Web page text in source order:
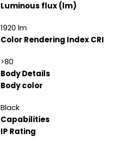
Luminous flux (lm)
1920 lm
Color Rendering Index CRI
>80
Body Details
Body color
Black
Capabilities
IP Rating